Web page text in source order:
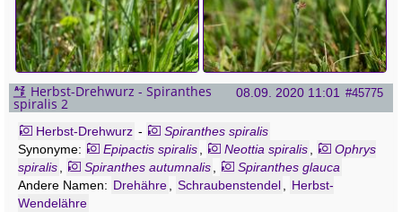
08.09. 2020 11:01 #45775
Herbst-Drehwurz - Spiranthes
spiralis 2
Herbst-Drehwurz -
Spiranthes spiralis
Synonyme:
Epipactis spiralis Neottia spiralis
Ophrys
spiralis
Spiranthes autumnalis
Spiranthes glauca
Andere Namen: Drehähre Schraubenstendel
Herbst-
Wendelähre